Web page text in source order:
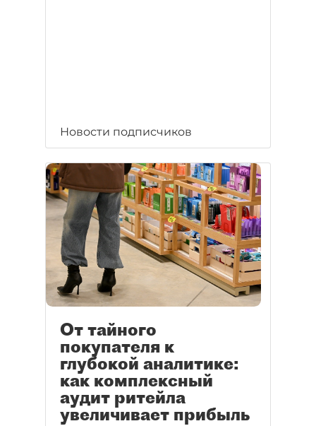
Новости подписчиков
От тайного
покупателя к
глубокой аналитике:
как комплексный
аудит ритейла
увеличивает прибыль